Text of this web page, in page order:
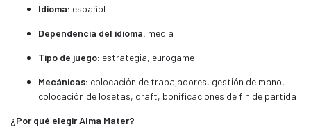
Idioma: español
Dependencia del idioma: media
Tipo de juego: estrategia, eurogame
Mecánicas: colocación de trabajadores, gestión de mano,
colocación de losetas, draft, bonificaciones de fin de partida
¿Por qué elegir Alma Mater?